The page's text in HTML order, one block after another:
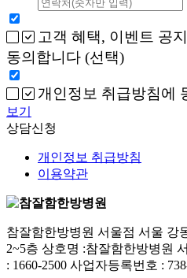
고객 혜택, 이벤트 공
동의합니다 (선택)
개인정보 취급방침에
보기
상담신청
개인정보 취급방침
이용약관
참잘함한방병원 서울점 서울 강
2~5층 상호명 :참잘함한방병원
: 1660-2500 사업자등록번호 :